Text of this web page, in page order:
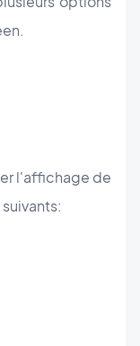
l'affichage de